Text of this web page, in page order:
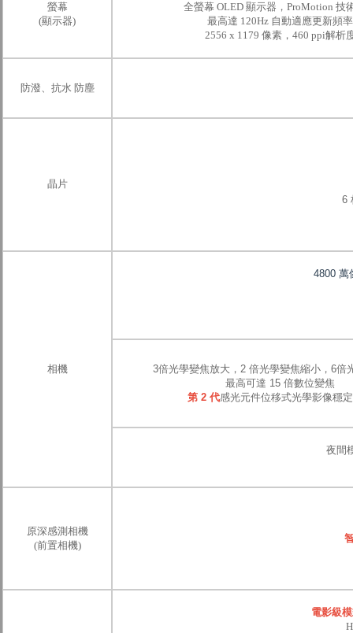
螢幕
(顯示器)
全螢幕 OLED 顯示器，ProMotion 技
最高達 120Hz 自動適應更新頻率
2556 x 1179 像素，460 ppi解析
防潑、抗水 防塵
晶片
6
相機
4800 萬
3倍光學變焦放大，2 倍光學變焦縮小，6倍
最高可達 15 倍數位變焦
第 2 代感光元件位移式光學影像穩
夜間
原深感測相機
(前置相機)
電影級